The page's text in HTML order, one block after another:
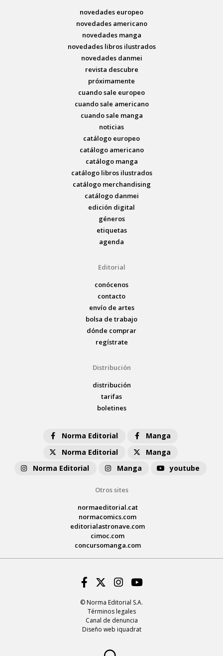
novedades europeo
novedades americano
novedades manga
novedades libros ilustrados
novedades danmei
revista descubre
próximamente
cuando sale europeo
cuando sale americano
cuando sale manga
noticias
catálogo europeo
catálogo americano
catálogo manga
catálogo libros ilustrados
catálogo merchandising
catálogo danmei
edición digital
géneros
etiquetas
agenda
Editorial
conócenos
contacto
envío de artes
bolsa de trabajo
dónde comprar
regístrate
Distribución
distribución
tarifas
boletines
Norma Editorial
Manga
Norma Editorial
Manga
Norma Editorial
Manga youtube
Otros sites
normaeditorial.cat
normacomics.com
editorialastronave.com
cimoc.com
concursomanga.com
© Norma Editorial S.A.
Términos legales
Canal de denuncia
Diseño web iquadrat
Facebook
Twitter
Instagram
Youtube